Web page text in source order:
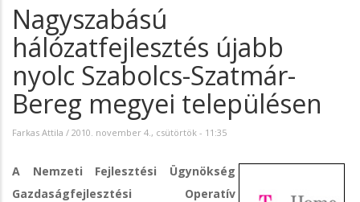
Nagyszabású
hálózatfejlesztés újabb
nyolc Szabolcs-Szatmár-
Bereg megyei településen
Farkas Attila / 2010. november 4., csütörtök - 11:35
A Nemzeti Fejlesztési Ügynökség
Gazdaságfejlesztési Operatív